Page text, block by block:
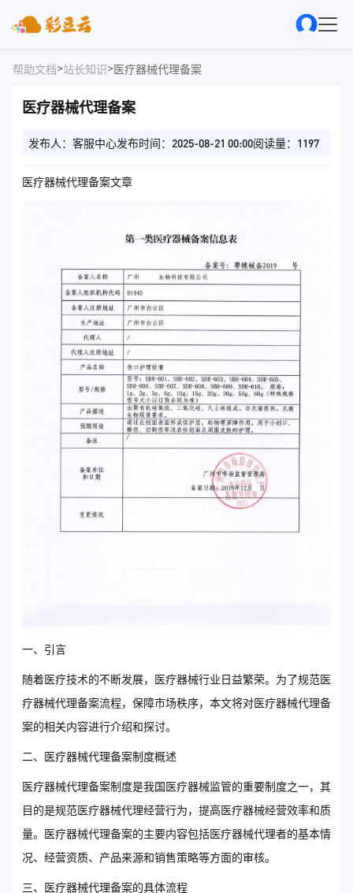
帮助文档>站长知识>医疗器械代理备案
医疗器械代理备案
发布人：客服中心发布时间：2025-08-21 00:00阅读量：1197
医疗器械代理备案文章
一、引言
随着医疗技术的不断发展，医疗器械行业日益繁荣。为了规范医
疗器械代理备案流程，保障市场秩序，本文将对医疗器械代理备
案的相关内容进行介绍和探讨。
二、医疗器械代理备案制度概述
医疗器械代理备案制度是我国医疗器械监管的重要制度之一，其
目的是规范医疗器械代理经营行为，提高医疗器械经营效率和质
量。医疗器械代理备案的主要内容包括医疗器械代理者的基本情
况、经营资质、产品来源和销售策略等方面的审核。
三、医疗器械代理备案的具体流程